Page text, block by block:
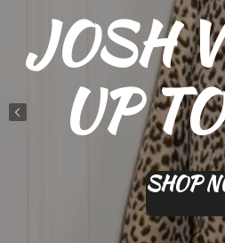
JOSH
UP
SHOP